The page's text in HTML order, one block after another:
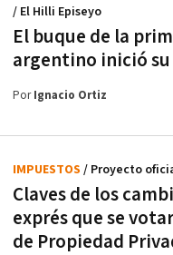
El buque de la
argentino inició
/ El Hilli Episeyo
PorIgnacio Ortiz
Claves de los
exprés que se
de Propiedad
IMPUESTOS / Proyecto